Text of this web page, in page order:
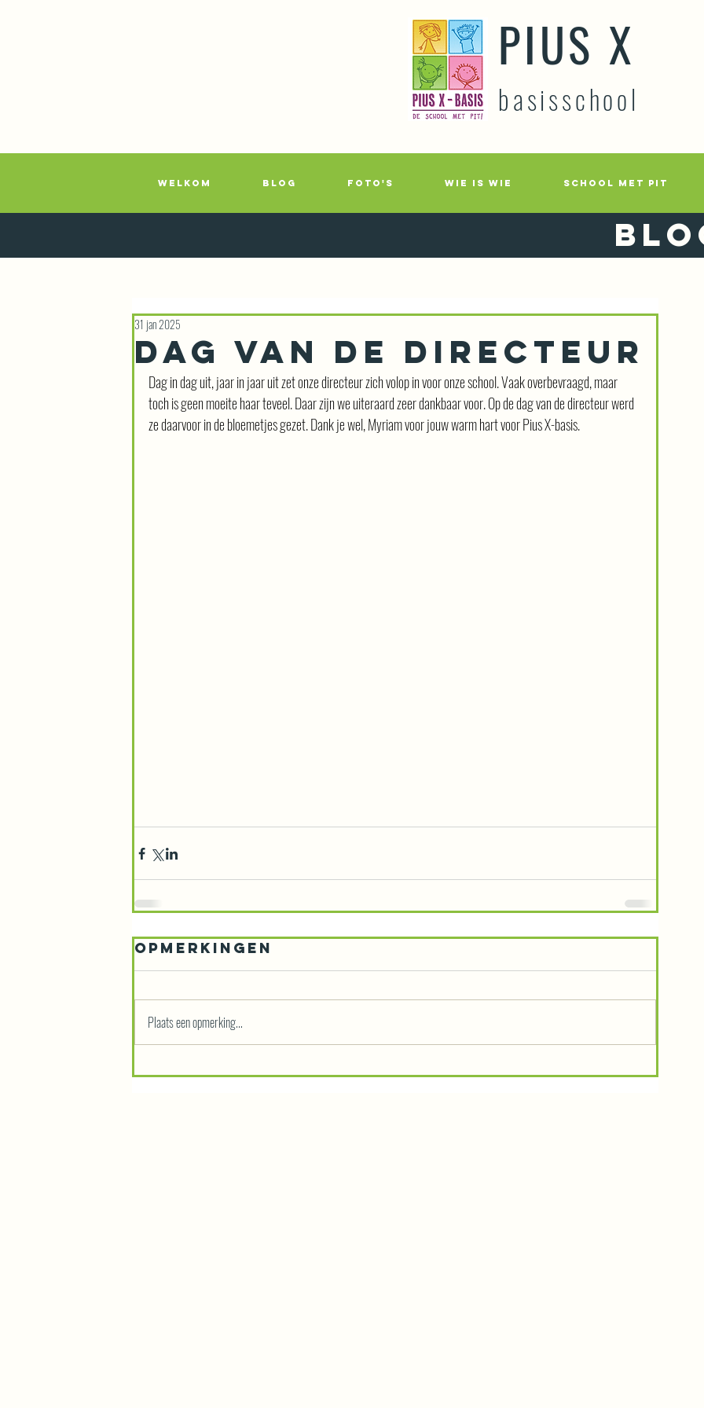
PIUS X
basisschool
WELKOM BLOG FOTO'S WIE IS WIE SCHOOL MET PIT
DAG VAN DE DIRECTEUR
31 jan 2025
Dag in dag uit, jaar in jaar uit zet onze directeur zich volop in voor onze school. Vaak overbevraagd, maar
toch is geen moeite haar teveel. Daar zijn we uiteraard zeer dankbaar voor. Op de dag van de directeur werd
ze daarvoor in de bloemetjes gezet. Dank je wel, Myriam voor jouw warm hart voor Pius X-basis.
Opmerkingen
Plaats een opmerking...